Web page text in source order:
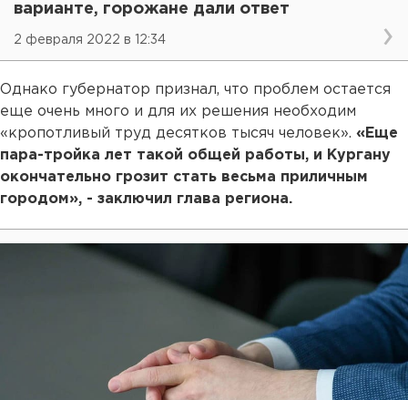
варианте, горожане дали ответ
2 февраля 2022 в 12:34
Однако губернатор признал, что проблем остается
еще очень много и для их решения необходим
«кропотливый труд десятков тысяч человек». «Еще
пара-тройка лет такой общей работы, и Кургану
окончательно грозит стать весьма приличным
городом», - заключил глава региона.